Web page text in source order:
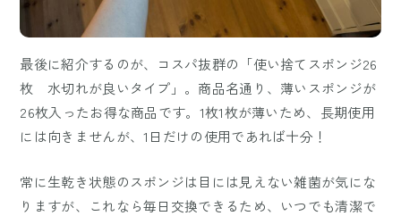
最後に紹介するのが、コスパ抜群の「使い捨てスポンジ26
枚 水切れが良いタイプ」。商品名通り、薄いスポンジが
26枚入ったお得な商品です。1枚1枚が薄いため、長期使用
には向きませんが、1日だけの使用であれば十分！
常に生乾き状態のスポンジは目には見えない雑菌が気にな
りますが、これなら毎日交換できるため、いつでも清潔で